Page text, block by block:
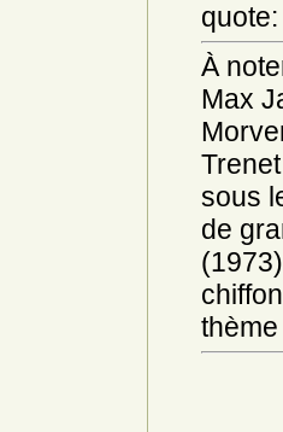
quote:
À
Max
sous
de